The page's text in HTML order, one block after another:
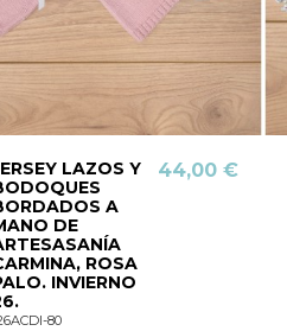
LAZOS Y
A
DE
ROSA
INVIERNO
80
44,00 €